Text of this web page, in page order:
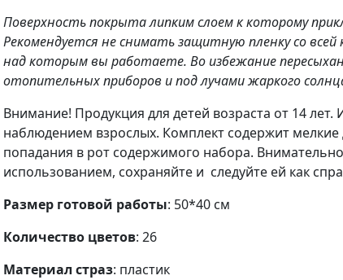
Поверхность покрыта липким слоем к которому
Рекомендуется не снимать защитную пленку со
над которым вы работаете. Во избежание
отопительных приборов и под лучами жаркого
Внимание! Продукция для детей возраста от 14 лет.
наблюдением взрослых. Комплект содержит мелкие
попадания в рот содержимого набора.
использованием, сохраняйте и следуйте ей как
Размер готовой работы: 50*40 см
Количество цветов: 26
Материал страз: пластик